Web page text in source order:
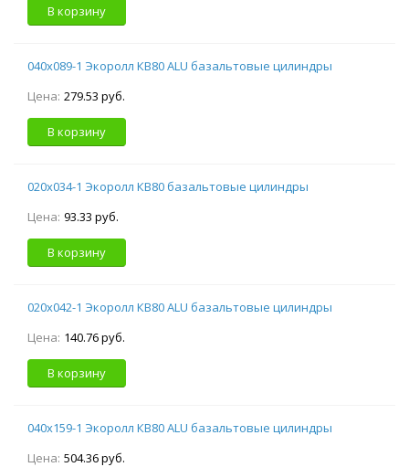
В корзину
040х089-1 Экоролл КВ80 ALU базальтовые цилиндры
Цена: 279.53 руб.
В корзину
020х034-1 Экоролл КВ80 базальтовые цилиндры
Цена: 93.33 руб.
В корзину
020х042-1 Экоролл КВ80 ALU базальтовые цилиндры
Цена: 140.76 руб.
В корзину
040х159-1 Экоролл КВ80 ALU базальтовые цилиндры
Цена: 504.36 руб.